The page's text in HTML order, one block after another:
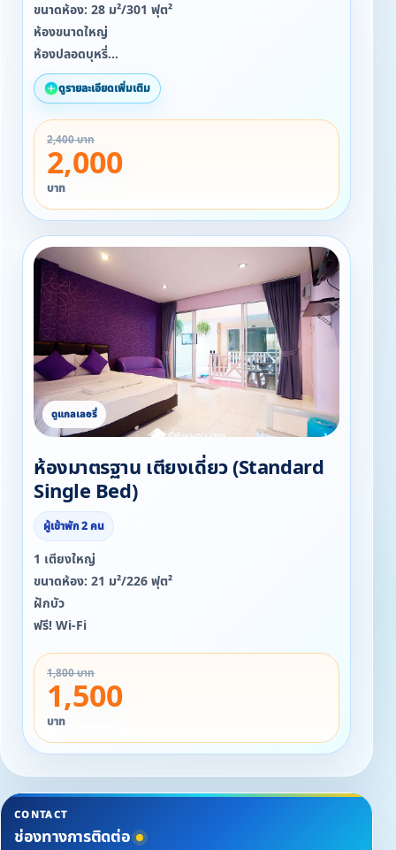
ขนาดห้อง: 28 ม²/301 ฟุต²
ห้องขนาดใหญ่
ห้องปลอดบุหรี่
ฝักบัว
ฟรี! Wi-Fi
ดูรายละเอียดเพิ่มเติม
2,400 บาท
2,000
บาท
ห้องมาตรฐาน เตียงเดี่ยว (Standard
Single Bed)
ผู้เข้าพัก 2 คน
1 เตียงใหญ่
ขนาดห้อง: 21 ม²/226 ฟุต²
ฝักบัว
ฟรี! Wi-Fi
1,800 บาท
1,500
บาท
CONTACT
ช่องทางการติดต่อ